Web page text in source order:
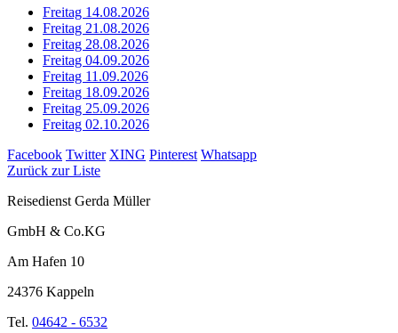
Freitag 14.08.2026
Freitag 21.08.2026
Freitag 28.08.2026
Freitag 04.09.2026
Freitag 11.09.2026
Freitag 18.09.2026
Freitag 25.09.2026
Freitag 02.10.2026
Facebook Twitter XING Pinterest Whatsapp
Zurück zur Liste
Reisedienst Gerda Müller
GmbH & Co.KG
Am Hafen 10
24376 Kappeln
Tel. 04642 - 6532